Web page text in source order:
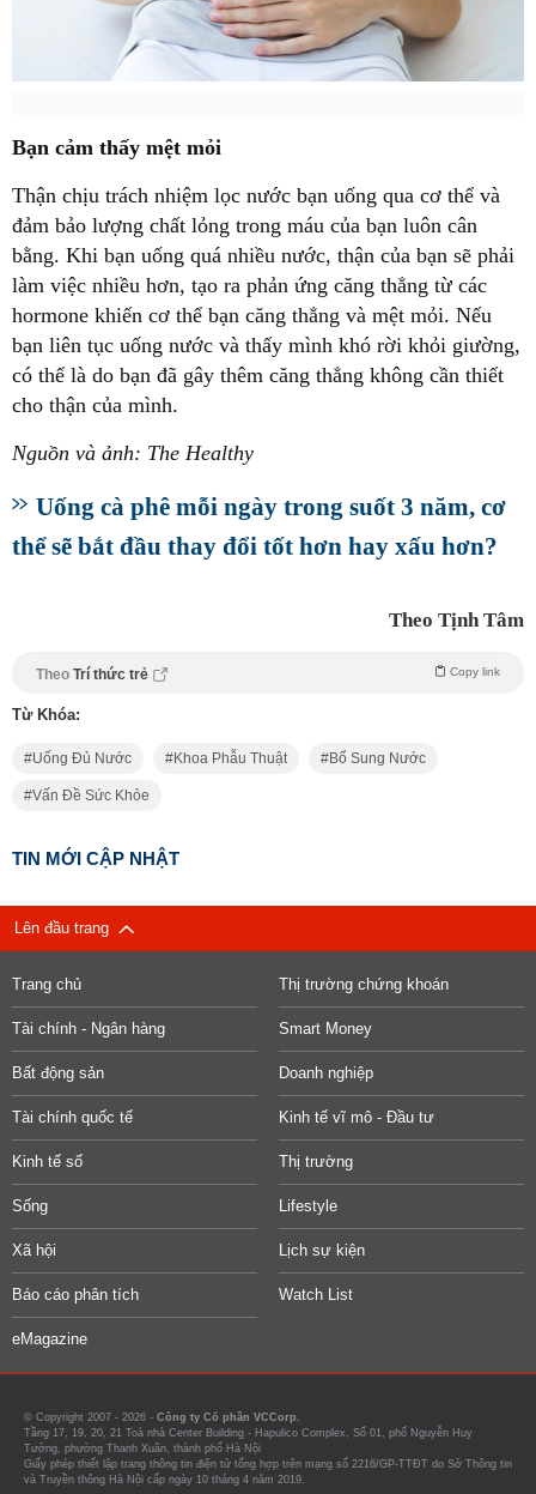
Bạn cảm thấy mệt mỏi
Thận chịu trách nhiệm lọc nước bạn uống qua cơ thể và
đảm bảo lượng chất lỏng trong máu của bạn luôn cân
bằng. Khi bạn uống quá nhiều nước, thận của bạn sẽ phải
làm việc nhiều hơn, tạo ra phản ứng căng thẳng từ các
hormone khiến cơ thể bạn căng thẳng và mệt mỏi. Nếu
bạn liên tục uống nước và thấy mình khó rời khỏi giường,
có thể là do bạn đã gây thêm căng thẳng không cần thiết
cho thận của mình.
Nguồn và ảnh: The Healthy
Uống cà phê mỗi ngày trong suốt 3 năm, cơ
thể sẽ bắt đầu thay đổi tốt hơn hay xấu hơn?
Theo Tịnh Tâm
Theo Trí thức trẻ Copy link
Từ Khóa:
Uống Đủ Nước Khoa Phẫu Thuật Bổ Sung Nước
Vấn Đề Sức Khỏe
TIN MỚI CẬP NHẬT
Lên đầu trang
Trang chủ Thị trường chứng khoán
Tài chính - Ngân hàng Smart Money
Bất động sản Doanh nghiệp
Tài chính quốc tế Kinh tế vĩ mô - Đầu tư
Kinh tế số Thị trường
Sống Lifestyle
Xã hội Lịch sự kiện
Báo cáo phân tích Watch List
eMagazine
© Copyright 2007 - 2026 - Công ty Cổ phần VCCorp.
Tầng 17, 19, 20, 21 Toà nhà Center Building - Hapulico Complex, Số 01, phố Nguyễn Huy
Tưởng, phường Thanh Xuân, thành phố Hà Nội
Giấy phép thiết lập trang thông tin điện tử tổng hợp trên mạng số 2216/GP-TTĐT do Sở Thông tin
và Truyền thông Hà Nội cấp ngày 10 tháng 4 năm 2019.